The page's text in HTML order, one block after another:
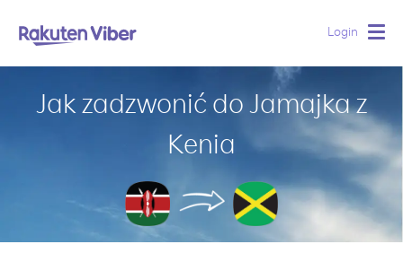
Login
Jak zadzwonić do Jamajka z
Kenia